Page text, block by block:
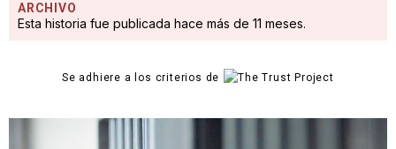
ARCHIVO
Esta historia fue publicada hace más de 11 meses.
Se adhiere a los criterios de